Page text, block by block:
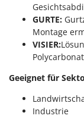
Echo
EcoFlow
Edilmark
Einhell
GURTE:
Montage
VISIER:
Geeignet für
Industrie